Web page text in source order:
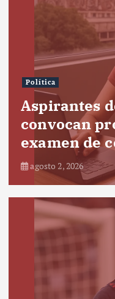
Política
Aspirantes
convocan
examen de
agosto 2, 2026